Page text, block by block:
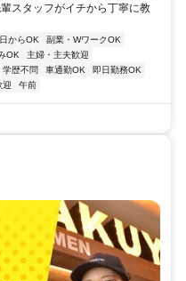
スタッフがイチから丁寧に教
からOK
副業・WワークOK
OK
主婦・主夫歓迎
学歴不問 車通勤OK
即日勤務OK
迎 午前